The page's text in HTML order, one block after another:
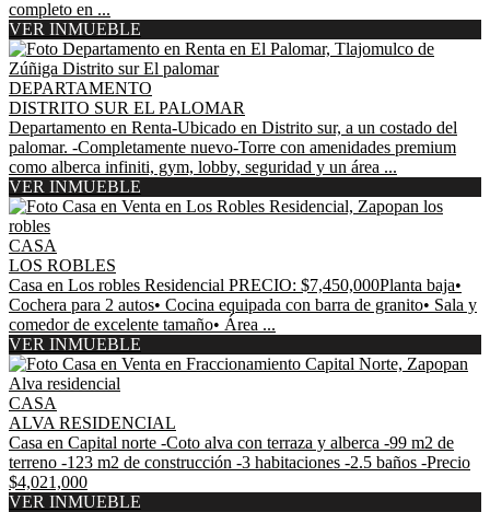
completo en ...
VER INMUEBLE
DEPARTAMENTO
DISTRITO SUR EL PALOMAR
Departamento en Renta-Ubicado en Distrito sur, a un costado del
palomar. -Completamente nuevo-Torre con amenidades premium
como alberca infiniti, gym, lobby, seguridad y un área ...
VER INMUEBLE
CASA
LOS ROBLES
Casa en Los robles Residencial PRECIO: $7,450,000Planta baja•
Cochera para 2 autos• Cocina equipada con barra de granito• Sala y
comedor de excelente tamaño• Área ...
VER INMUEBLE
CASA
ALVA RESIDENCIAL
Casa en Capital norte -Coto alva con terraza y alberca -99 m2 de
terreno -123 m2 de construcción -3 habitaciones -2.5 baños -Precio
$4,021,000
VER INMUEBLE